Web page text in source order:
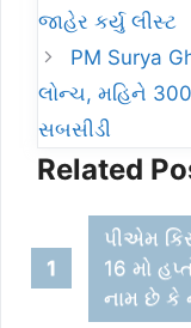
જાહેર કર્યુ લીસ્ટ
PM Surya
લોન્ચ, મહિને
સબસીડી
Related
પીએમ
16 મો
નામ છે કે